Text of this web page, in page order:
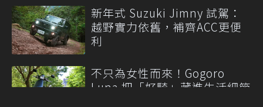
新年式 Suzuki Jimny 試駕：
越野實力依舊，補齊ACC更便
利
不只為女性而來！Gogoro
Luna 把「好騎」藏進生活細節